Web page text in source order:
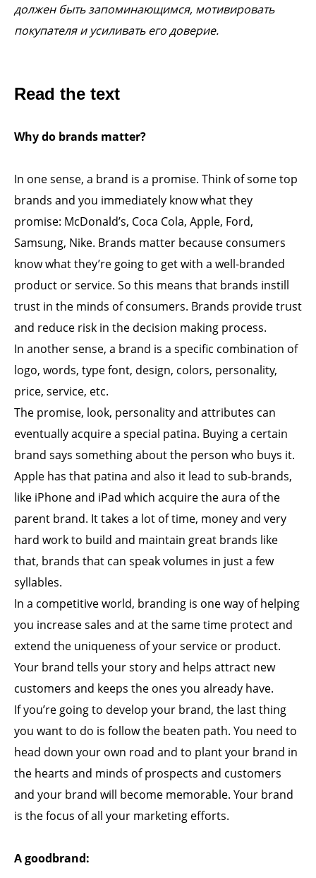
должен быть запоминающимся, мотивировать
покупателя и усиливать его доверие.
Read the text
Why do brands matter?
In one sense, a brand is a promise. Think of some top
brands and you immediately know what they
promise: McDonald’s, Coca Cola, Apple, Ford,
Samsung, Nike. Brands matter because consumers
know what they’re going to get with a well-branded
product or service. So this means that brands instill
trust in the minds of consumers. Brands provide trust
and reduce risk in the decision making process.
In another sense, a brand is a specific combination of
logo, words, type font, design, colors, personality,
price, service, etc.
The promise, look, personality and attributes can
eventually acquire a special patina. Buying a certain
brand says something about the person who buys it.
Apple has that patina and also it lead to sub-brands,
like iPhone and iPad which acquire the aura of the
parent brand. It takes a lot of time, money and very
hard work to build and maintain great brands like
that, brands that can speak volumes in just a few
syllables.
In a competitive world, branding is one way of helping
you increase sales and at the same time protect and
extend the uniqueness of your service or product.
Your brand tells your story and helps attract new
customers and keeps the ones you already have.
If you’re going to develop your brand, the last thing
you want to do is follow the beaten path. You need to
head down your own road and to plant your brand in
the hearts and minds of prospects and customers
and your brand will become memorable. Your brand
is the focus of all your marketing efforts.
A goodbrand: